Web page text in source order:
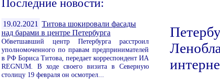
Последние новости:
19.02.2021 Титова шокировали фасады
над барами в центре Петербурга
Обветшавший центр Петербурга расстроил
уполномоченного по правам предпринимателей
в РФ Бориса Титова, передает корреспондент ИА
REGNUM. В ходе своего визита в Северную
столицу 19 февраля он осмотрел...